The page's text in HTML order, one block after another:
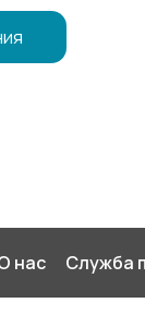
нас Служба